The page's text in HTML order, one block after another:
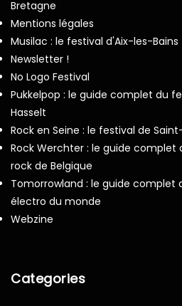
Bretagne
Mentions légales
Musilac : le festival d'Aix-les-Bains
Newsletter !
No Logo Festival
Pukkelpop : le guide complet du
Hasselt
Rock en Seine : le festival de
Rock Werchter : le guide complet
rock de Belgique
Tomorrowland : le guide complet
électro du monde
Webzine
Categories